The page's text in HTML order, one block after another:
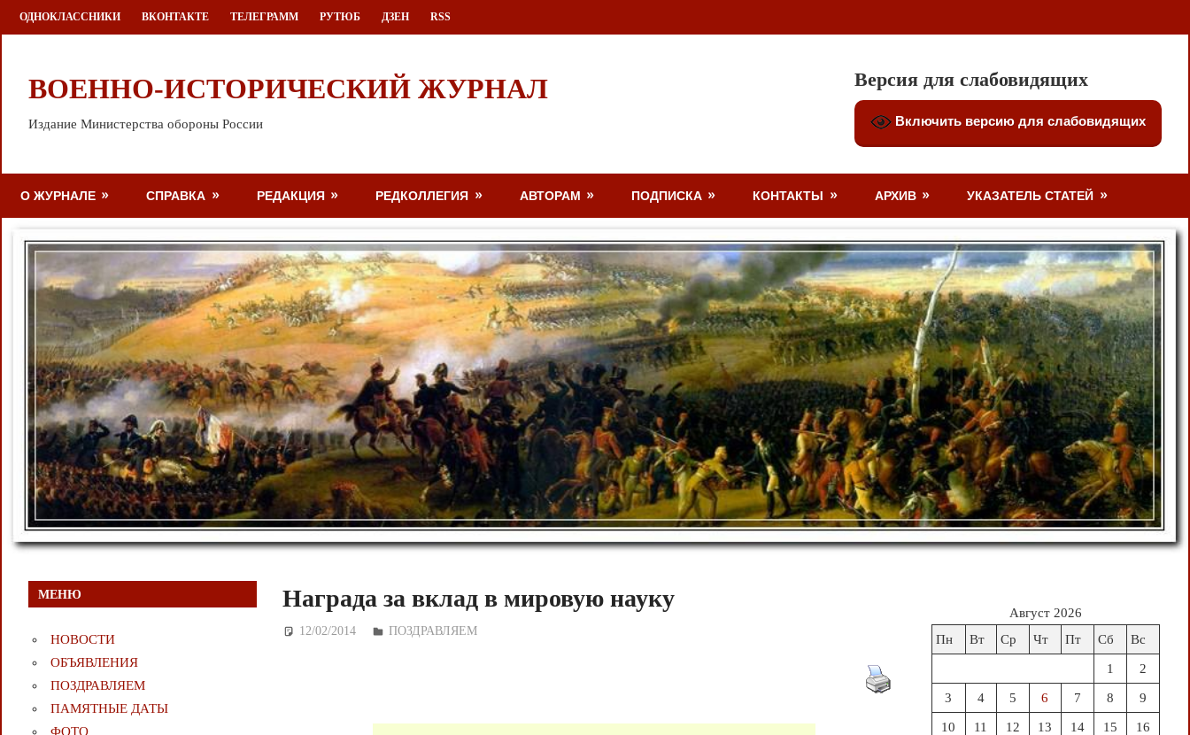
Перейти
к
ОДНОКЛАССНИКИ ВКОНТАКТЕ ТЕЛЕГРАММ РУТЮБ ДЗЕН RSS
ВОЕННО-ИСТОРИЧЕСКИЙ ЖУРНАЛ
Издание Министерства обороны России
Версия для слабовидящих
Включить версию для слабовидящих
О ЖУРНАЛЕ СПРАВКА РЕДАКЦИЯ РЕДКОЛЛЕГИЯ АВТОРАМ ПОДПИСКА КОНТАКТЫ АРХИВ УКАЗАТЕЛЬ СТАТЕЙ
Награда за вклад в мировую науку
12/02/2014 Дежурный по Редакции
ПОЗДРАВЛЯЕМ
МЕНЮ
НОВОСТИ
ОБЪЯВЛЕНИЯ
ПОЗДРАВЛЯЕМ
ПАМЯТНЫЕ ДАТЫ
ФОТО
Август 2026
Пн
Вт Ср Чт Пт Сб Вс
1 2
3 4 5 6 7 8 9
10 11 12 13 14 15 16